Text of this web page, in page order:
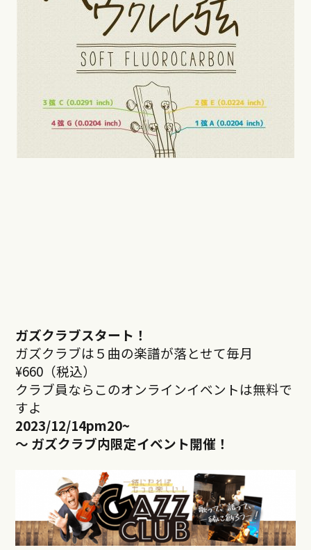
ガズクラブスタート！
ガズクラブは５曲の楽譜が落とせて毎月
¥660（税込）
クラブ員ならこのオンラインイベントは無料で
すよ
2023/12/14pm20~
～ ガズクラブ内限定イベント開催！